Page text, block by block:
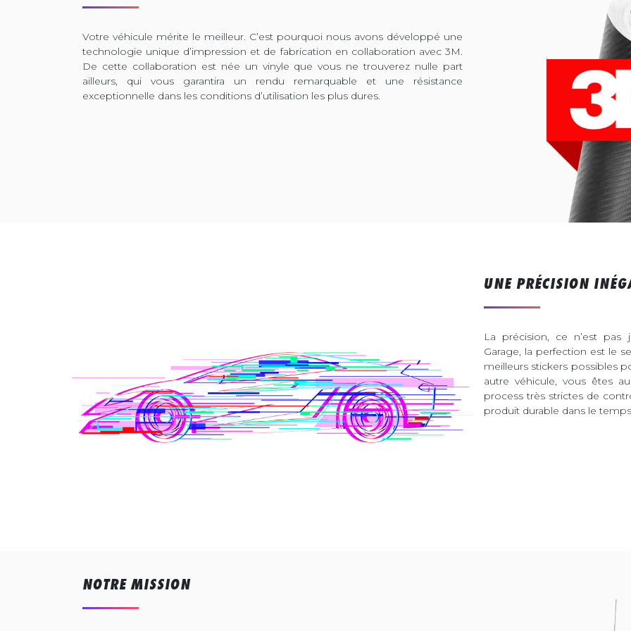
Votre véhicule mérite le meilleur. C’est pourquoi nous avons développé une
technologie unique d’impression et de fabrication en collaboration avec 3M.
De cette collaboration est née un vinyle que vous ne trouverez nulle part
ailleurs, qui vous garantira un rendu remarquable et une résistance
exceptionnelle dans les conditions d’utilisation les plus dures.
UNE PRÉCISION
La précision, ce n’est pas
Garage, la perfection est le
meilleurs stickers possibles
autre véhicule, vous êtes
process très strictes de
produit durable dans le
NOTRE MISSION